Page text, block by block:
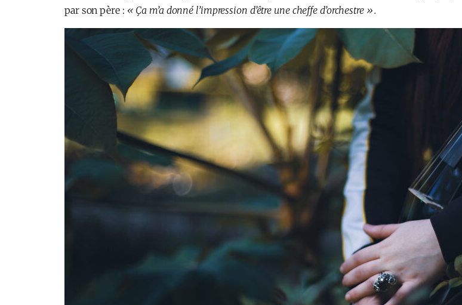
par son père : « Ça m’a donné l’impression d’être une cheffe d’orchestre ».